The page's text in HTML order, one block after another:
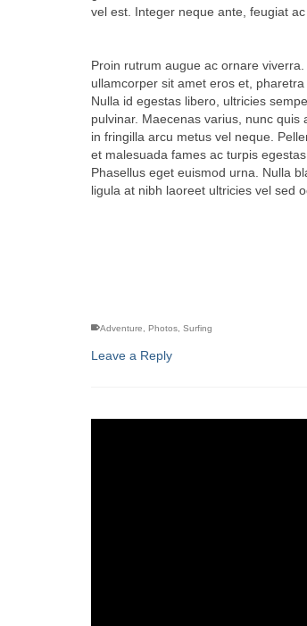
vel est. Integer neque ante, feugiat
Proin rutrum augue ac ornare
ullamcorper sit amet eros et,
Nulla id egestas libero, ultricies
pulvinar. Maecenas varius, nunc quis
in fringilla arcu metus vel neque.
et malesuada fames ac turpis
Phasellus eget euismod urna. Nulla
ligula at nibh laoreet ultricies vel sed
Adventure Photos Surfing
Leave a Reply